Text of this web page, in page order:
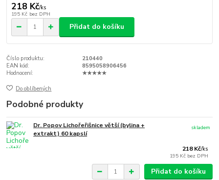
218 Kč/ks
195 Kč bez DPH
Přidat do košíku
Číslo produktu:
210440
EAN kód:
8595058906456
Hodnocení:
★★★★★
Do oblíbených
Podobné produkty
Dr. Popov Lichořeřišnice větší (bylina +
extrakt) 60 kapslí
218 Kč/ks
195 Kč bez DPH
skladem
Přidat do košíku